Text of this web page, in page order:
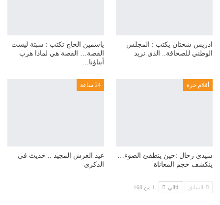
ادريس شحتان يكتب : المجلس
الوطني للصحافة.. الذي نريد
ياسمين الحاج تكتب : سبتة ليست
القصة… القصة هي لماذا هرب
أبناؤنا…
أقلام حرة
سيدي رحال :حين ينطفئ الضوء…
ينكشف حجم المعاناة
24 ساعة
عيد العرش المجيد .. حديث في
الذكرى
السابق التالي 1 من 168